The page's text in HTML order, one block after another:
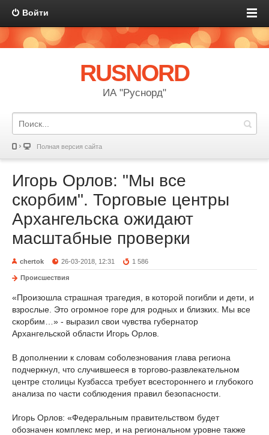
Войти
RUSNORD
ИА "Руснорд"
Полная версия сайта
Игорь Орлов: "Мы все
скорбим". Торговые центры
Архангельска ожидают
масштабные проверки
chertok 26-03-2018, 12:31 1 586
Происшествия
«Произошла страшная трагедия, в которой погибли и дети, и
взрослые. Это огромное горе для родных и близких. Мы все
скорбим…» - выразил свои чувства губернатор
Архангельской области Игорь Орлов.
В дополнении к словам соболезнования глава региона
подчеркнул, что случившееся в торгово-развлекательном
центре столицы Кузбасса требует всестороннего и глубокого
анализа по части соблюдения правил безопасности.
Игорь Орлов: «Федеральным правительством будет
обозначен комплекс мер, и на региональном уровне также